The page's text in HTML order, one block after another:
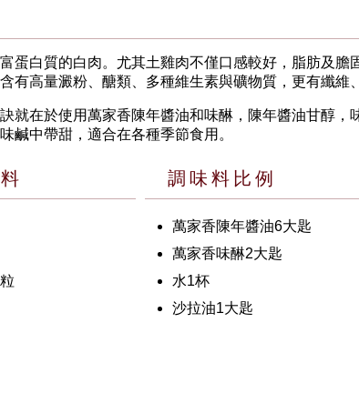
蛋白質的白肉。尤其土雞肉不僅口感較好，脂肪及
有高量澱粉、醣類、多種維生素與礦物質，更有纖維
就在於使用萬家香陳年醬油和味醂，陳年醬油甘醇
鹹中帶甜，適合在各種季節食用。
調味料比例
萬家香陳年醬油6大匙
萬家香味醂2大匙
水1杯
沙拉油1大匙